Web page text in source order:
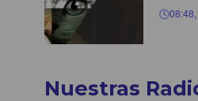
Nuestras